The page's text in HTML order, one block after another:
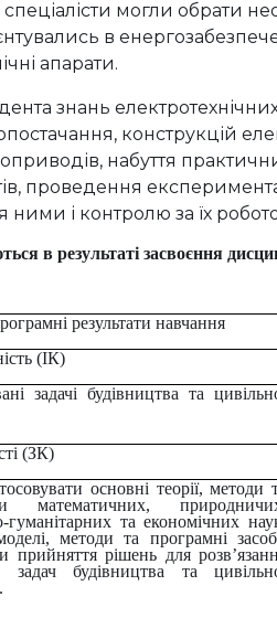
могли обрати
в
апарати.
знань електротехнічних
конструкцій
набуття
проведення
і контролю за їх
в результаті засвоєння
результати навчання
(ІК)
задачі будівництва та
(ЗК)
основні теорії, методи
математичних,
гуманітарних та економічних
методи та програмні
прийняття рішень для
задач будівництва та